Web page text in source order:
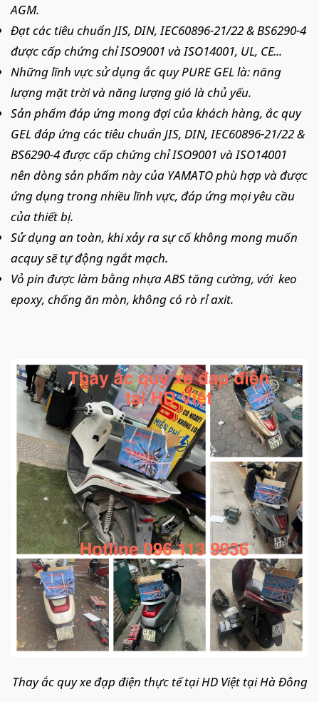
AGM.
Đạt các tiêu chuẩn JIS, DIN, IEC60896-21/22 & BS6290-4
được cấp chứng chỉ ISO9001 và ISO14001, UL, CE...
Những lĩnh vực sử dụng ắc quy PURE GEL là: năng
lượng mặt trời và năng lượng gió là chủ yếu.
Sản phẩm đáp ứng mong đợi của khách hàng, ắc quy
GEL đáp ứng các tiêu chuẩn JIS, DIN, IEC60896-21/22 &
BS6290-4 được cấp chứng chỉ ISO9001 và ISO14001
nên dòng sản phẩm này của YAMATO phù hợp và được
ứng dụng trong nhiều lĩnh vực, đáp ứng mọi yêu cầu
của thiết bị.
Sử dụng an toàn, khi xảy ra sự cố không mong muốn
acquy sẽ tự động ngắt mạch.
Vỏ pin được làm bằng nhựa ABS tăng cường, với keo
epoxy, chống ăn mòn, không có rò rỉ axit.
Thay ắc quy xe đạp điện thực tế tại HD Việt tại Hà Đông